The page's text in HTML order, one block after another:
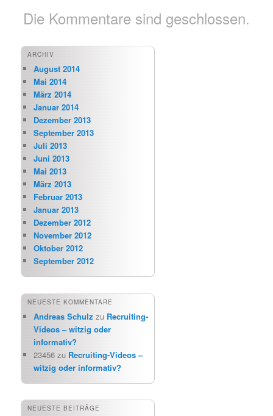
Die Kommentare sind geschlossen.
ARCHIV
August 2014
Mai 2014
März 2014
Januar 2014
Dezember 2013
September 2013
Juli 2013
Juni 2013
Mai 2013
März 2013
Februar 2013
Januar 2013
Dezember 2012
November 2012
Oktober 2012
September 2012
NEUESTE KOMMENTARE
Andreas Schulz zu Recruiting-
Videos – witzig oder
informativ?
23456 zu Recruiting-Videos –
witzig oder informativ?
NEUESTE BEITRÄGE